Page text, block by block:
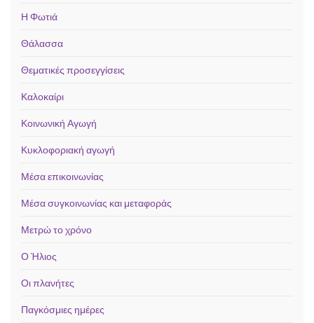
Η Φωτιά
Θάλασσα
Θεματικές προσεγγίσεις
Καλοκαίρι
Κοινωνική Αγωγή
Κυκλοφοριακή αγωγή
Μέσα επικοινωνίας
Μέσα συγκοινωνίας και μεταφοράς
Μετρώ το χρόνο
Ο Ήλιος
Οι πλανήτες
Παγκόσμιες ημέρες